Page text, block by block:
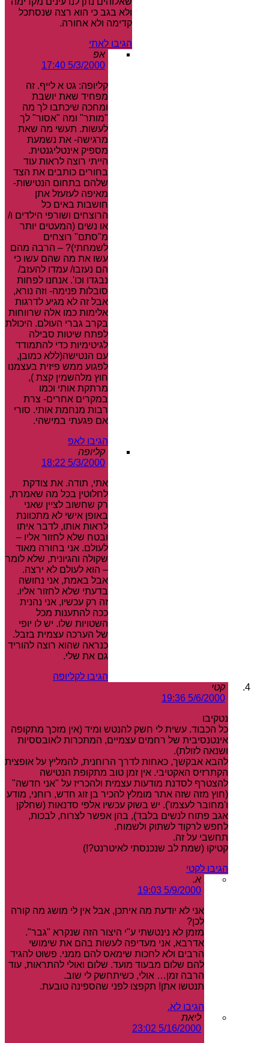
ולא בגב כי הוא רצה שנסתכל
קדימה ולא אחורה.
הגיבו לאתי
אפ
5/3/2000 17:40
קליופה: גט א לייף. זה
מפחיד שאת יושבת
ומחכה שיכתבו לך מה
"מותר" ומה "אסור" לך
לעשות. תעשי מה שאת
מרגישה- את נשמעת
מספיק אינטליגנטית.
הייתי רוצה לראות עוד
בחורים כותבים את הצד
שלהם בתחום הנטישות-
מאיפה לעזעזל אתן
חושבות באים כל
הרוצחים ושורפי הילדים ו/
או נשים (המעטים יותר
מ"סתם" רוצחים
לשמחתי)? – הרבה מהם
עשו את מה שהם עשו כי
הם נעזבו/ עמדו להעזב/
נבגדו וכו'. אנחנו לפחות
סובלות פנימה- וזה נורא,
אבל זה לא מגיע לדרגות
אלימות כמו אלה שרווחות
בקרב גברי העולם. היכולת
לפתח שיטות סבילה
לגיטימיות כדי להתמודד
עם הנטישה(ללא כמובן,
לפגוע ממש פיזית בעצמנו
חוץ מלהשמין קצת ),
מרתקת אותי וכמו
במקרים אחרים- צרת
רבות מנחמת אותי. סורי
אם פגעתי במישהי.
הגיבו לאפ
קליופה
5/3/2000 18:22
אתי, תודה. את צודקת
לחלוטין בכל מה שאמרת,
רק שחשוב לציין שאני
באופן אישי לא מתכוונת
לראות אותו, לדבר איתו
ובטח שלא לחזור אליו –
לעולם. אני בחורה מאוד
שקולה והגיונית, שלא לומר
– הוא לעולם לא ירצה.
אבל באמת, אני נחושה
בדעתי שלא לחזור אליו.
זה רק עכשיו, אני נהנית
ככה להתענות מכל
השטויות שלו. יש לו יופי
של הערכה עצמית בזבל.
כנראה שהוא רוצה להוריד
גם את שלי.
הגיבו לקליופה
קטי
5/6/2000 19:36
נטקיבו
כל הכבוד. עשית לי חשק להנטש ומיד (אין מזכך מתקופה
אינטנסיבית של רחמים עצמיים, המתכרות לאובססיות
ושנאה לזולת).
להבא אבקשך, כאחות לדרך הרוחנית, להמליץ על אופצית
הקתרזיס האקטיבי. אין זמן טוב מתקופת הנטישה
להצטרף לסדנת מודעות עצמית ולהכריז על "אני חדשה"
(חוץ מזה שזה אתר מומלץ להכיר בן זוג חדש, רוחני, מודע
ו'מחובר לעצמו'). יש בשוק עכשיו אלפי סדנאות (שחלקן
אגב פתוח לנשים בלבד), בהן אפשר לצרוח, לבכות,
לחפש לרקוד לשתוק ולשמוח.
תחשבי על זה.
קטיקו (שמת לב שנכנסתי לאיטרנט?!)
הגיבו לקטי
א.
5/9/2000 19:03
אני לא יודעת מה איתכן, אבל אין לי מושג מה קורה
לכן?
מזמן לא נינטשתי ע"י היצור הזה שנקרא "גבר".
אדרבא, אני מעדיפה לעשות בהם את שימושי
הרבים ולא לחכות שימאס להם ממני. פשוט להגיד
להם שלום מבעוד מועד. שלום ואולי להתראות, עוד
הרבה זמן… אולי, כשיתחשק לי שוב.
תנטשו אתן! תקפצו לפני שהספינה טובעת.
הגיבו לא.
ליאת
5/16/2000 23:02